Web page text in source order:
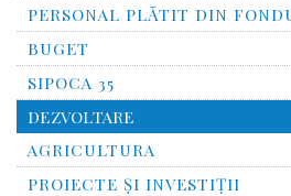
PERSONAL PLĂTIT DIN
BUGET
SIPOCA 35
DEZVOLTARE
AGRICULTURA
PROIECTE ȘI INVESTIȚII